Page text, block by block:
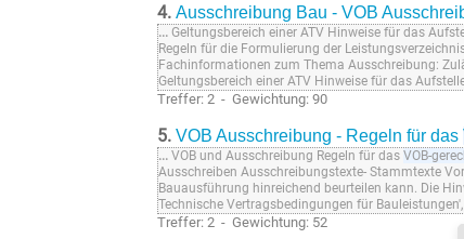
4. Ausschreibung Bau - VOB
... Geltungsbereich einer ATV Hinweise für das
Regeln für die Formulierung der
Fachinformationen zum Thema Ausschreibung:
Geltungsbereich einer ATV Hinweise für das
Treffer: 2 - Gewichtung: 90
5. VOB Ausschreibung - Regeln für das
... VOB und Ausschreibung Regeln für das VOB-
Ausschreiben Ausschreibungstexte- Stammtexte
Bauausführung hinreichend beurteilen kann. Die
Technische Vertragsbedingungen für
Treffer: 2 - Gewichtung: 52